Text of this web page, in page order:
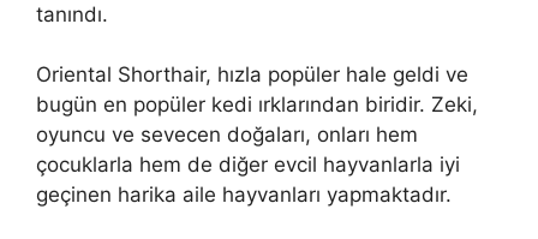
tanındı.
Oriental Shorthair, hızla popüler hale geldi ve
bugün en popüler kedi ırklarından biridir. Zeki,
oyuncu ve sevecen doğaları, onları hem
çocuklarla hem de diğer evcil hayvanlarla iyi
geçinen harika aile hayvanları yapmaktadır.